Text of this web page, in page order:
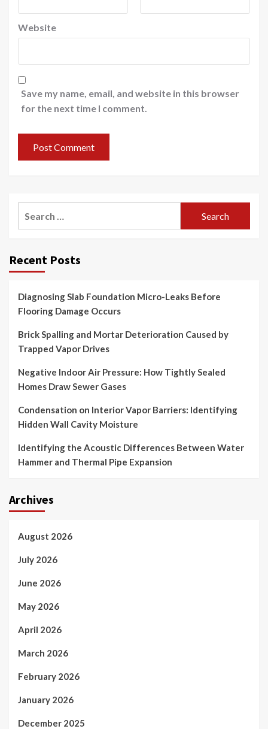
Website
Save my name, email, and website in this browser
for the next time I comment.
Recent Posts
Diagnosing Slab Foundation Micro-Leaks Before
Flooring Damage Occurs
Brick Spalling and Mortar Deterioration Caused by
Trapped Vapor Drives
Negative Indoor Air Pressure: How Tightly Sealed
Homes Draw Sewer Gases
Condensation on Interior Vapor Barriers: Identifying
Hidden Wall Cavity Moisture
Identifying the Acoustic Differences Between Water
Hammer and Thermal Pipe Expansion
Archives
August 2026
July 2026
June 2026
May 2026
April 2026
March 2026
February 2026
January 2026
December 2025